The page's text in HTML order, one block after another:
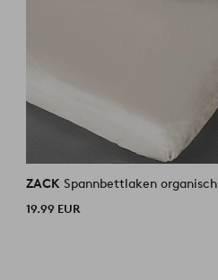
ZACK Spannbettlaken organisch
19.99 EUR